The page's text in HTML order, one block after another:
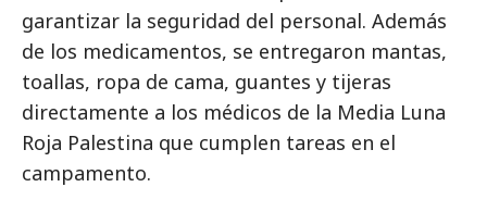
garantizar la seguridad del personal. Además
de los medicamentos, se entregaron mantas,
toallas, ropa de cama, guantes y tijeras
directamente a los médicos de la Media Luna
Roja Palestina que cumplen tareas en el
campamento.